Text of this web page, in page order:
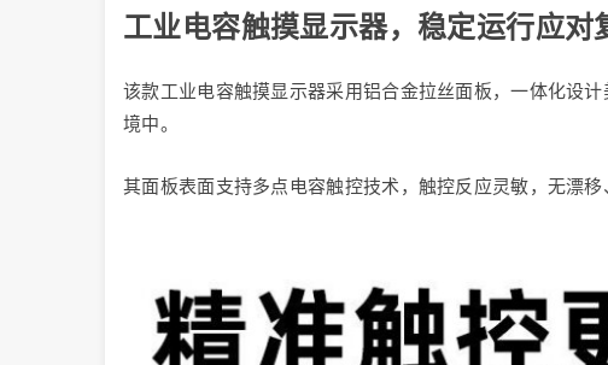
工业电容触摸显示器，稳定运行应对
该款工业电容触摸显示器采用铝合金拉丝面板，一体化设
境中。
其面板表面支持多点电容触控技术，触控反应灵敏，无漂